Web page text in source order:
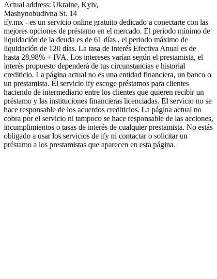
Actual address: Ukraine, Kyiv,
Mashynobudivna St. 14
ify.mx - es un servicio online gratuito dedicado a conectarte con las
mejores opciones de préstamo en el mercado. El periodo mínimo de
liquidación de la deuda es de 61 días , el periodo máximo de
liquidación de 120 días. La tasa de interés Efectiva Anual es de
hasta 28,98% + IVA. Los intereses varían según el prestamista, el
interés propuesto dependerá de tus circunstancias e historial
crediticio. La página actual no es una entidad financiera, un banco o
un prestamista. El servicio ify escoge préstamos para clientes
haciendo de intermediario entre los clientes que quieren recibir un
préstamo y las instituciones financieras licenciadas. El servicio no se
hace responsable de los acuerdos crediticios. La página actual no
cobra por el servicio ni tampoco se hace responsable de las acciones,
incumplimientos o tasas de interés de cualquier prestamista. No estás
obligado a usar los servicios de ify ni contactar o solicitar un
préstamo a los prestamistas que aparecen en esta página.